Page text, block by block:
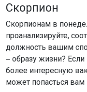
Скорпион
Скорпионам в
проанализируйте,
должность вашим
‒ образу жизни?
более интересную
может попасться вам